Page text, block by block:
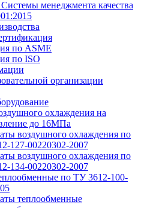
менеджмента качества
по ASME
по ISO
организации
охлаждения на
до 16МПа
воздушного охлаждения по
127-00220302-2007
воздушного охлаждения по
134-00220302-2007
по ТУ 3612-100-
теплообменные